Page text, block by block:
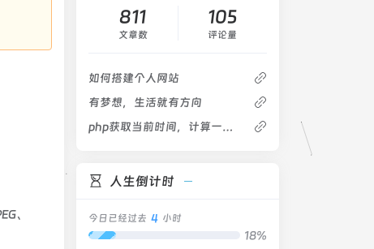
、
811
文章数
105
评论量
如何搭建个人网站
有梦想，生活就有方向
php获取当前时间，计算一天，一周，一月，一年后的时间
人生倒计时
今日已经过去 4 小时
18%